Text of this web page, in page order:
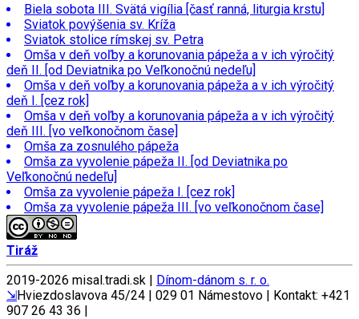
Biela sobota III. Svätá vigília [časť ranná, liturgia krstu]
Sviatok povýšenia sv. Kríža
Sviatok stolice rímskej sv. Petra
Omša v deň voľby a korunovania pápeža a v ich výročitý
deň II. [od Deviatnika po Veľkonočnú nedeľu]
Omša v deň voľby a korunovania pápeža a v ich výročitý
deň I. [cez rok]
Omša v deň voľby a korunovania pápeža a v ich výročitý
deň III. [vo veľkonočnom čase]
Omša za zosnulého pápeža
Omša za vyvolenie pápeža II. [od Deviatnika po
Veľkonočnú nedeľu]
Omša za vyvolenie pápeža I. [cez rok]
Omša za vyvolenie pápeža III. [vo veľkonočnom čase]
Tiráž
2019-2026 misal.tradi.sk | Dínom-dánom s. r. o.
⇲Hviezdoslavova 45/24 | 029 01 Námestovo | Kontakt: +421
907 26 43 36 |